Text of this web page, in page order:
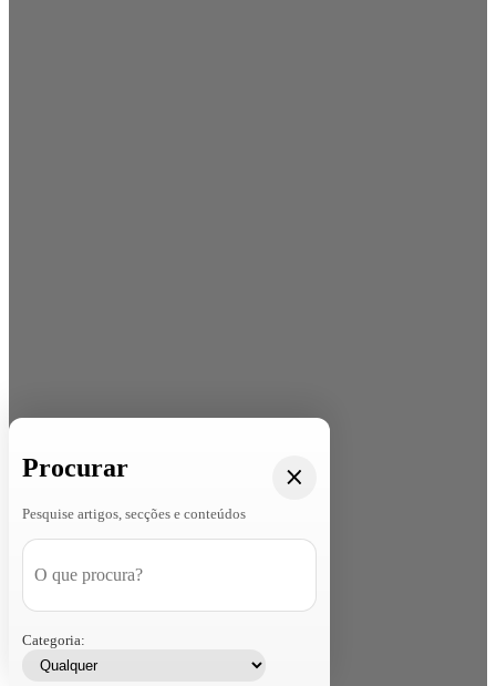
Procurar
Pesquise artigos, secções e conteúdos
Categoria: